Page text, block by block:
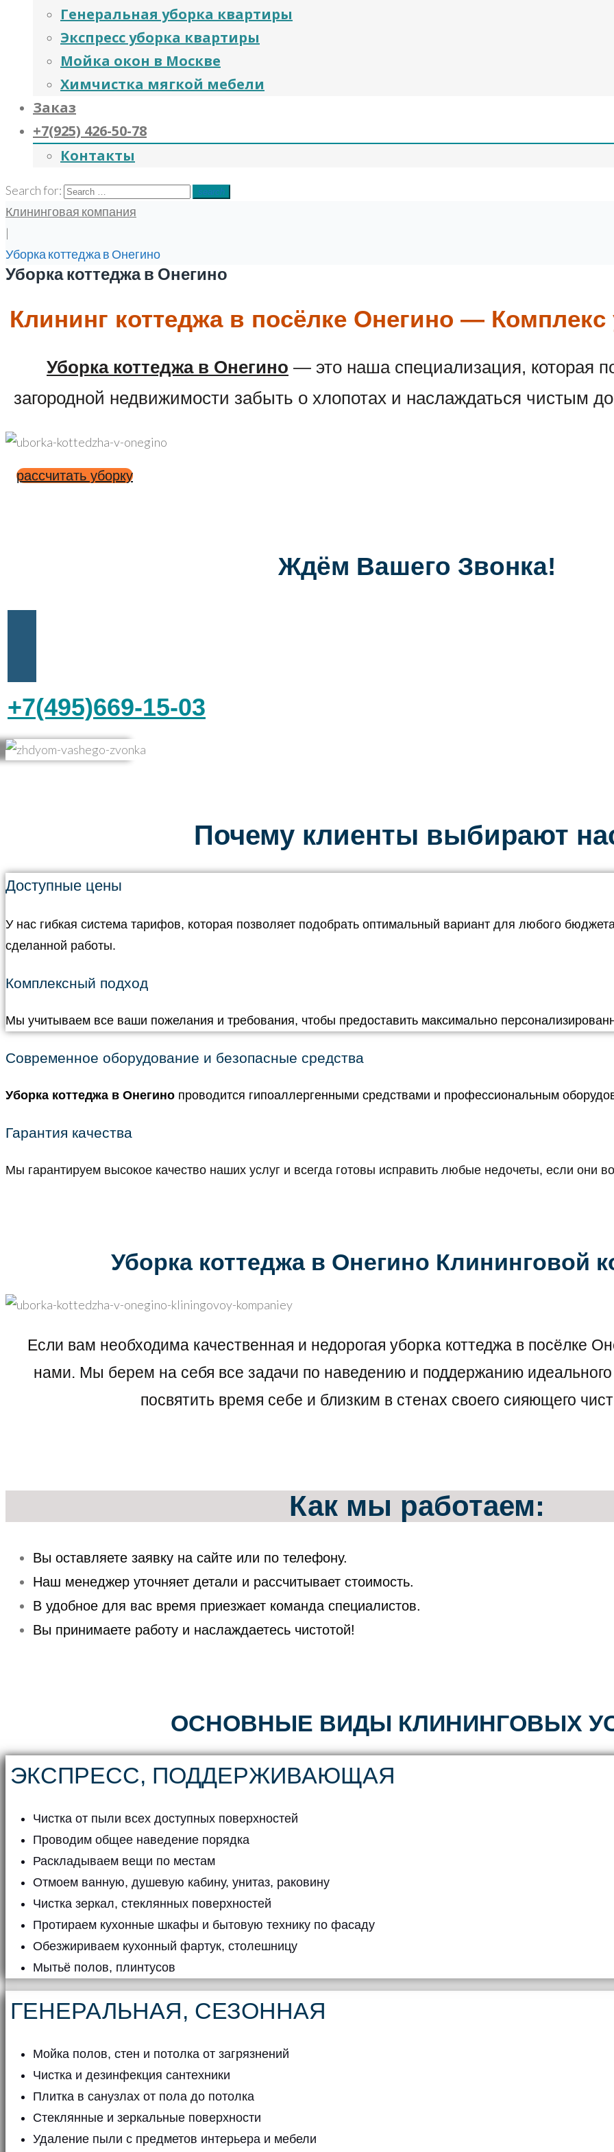
Генеральная уборка квартиры
Экспресс уборка квартиры
Мойка окон в Москве
Химчистка мягкой мебели
Заказ
+7(925) 426-50-78
Контакты
Search for: search
Клининговая компания
|
Уборка коттеджа в Онегино
Уборка коттеджа в Онегино
Клининг коттеджа в посёлке Онегино —
Уборка коттеджа в Онегино — это наша специализация, которая
загородной недвижимости забыть о хлопотах и наслаждаться чистым
рассчитать уборку
Ждём Вашего Звонка!
+7(495)669-15-03
Почему клиенты выбирают
Доступные цены
У нас гибкая система тарифов, которая позволяет подобрать оптимальный вариант для любого
сделанной работы.
Комплексный подход
Мы учитываем все ваши пожелания и требования, чтобы предоставить максимально
Современное оборудование и безопасные средства
Уборка коттеджа в Онегино проводится гипоаллергенными средствами и профессиональным
Гарантия качества
Мы гарантируем высокое качество наших услуг и всегда готовы исправить любые недочеты, если они
Уборка коттеджа в Онегино Клининговой
Если вам необходима качественная и недорогая уборка коттеджа в посёлке
нами. Мы берем на себя все задачи по наведению и поддержанию
посвятить время себе и близким в стенах своего сияющего
Как мы работаем:
Вы оставляете заявку на сайте или по телефону.
Наш менеджер уточняет детали и рассчитывает стоимость.
В удобное для вас время приезжает команда специалистов.
Вы принимаете работу и наслаждаетесь чистотой!
ОСНОВНЫЕ ВИДЫ КЛИНИНГОВЫХ
ЭКСПРЕСС, ПОДДЕРЖИВАЮЩАЯ
Чистка от пыли всех доступных поверхностей
Проводим общее наведение порядка
Раскладываем вещи по местам
Отмоем ванную, душевую кабину, унитаз, раковину
Чистка зеркал, стеклянных поверхностей
Протираем кухонные шкафы и бытовую технику по фасаду
Обезжириваем кухонный фартук, столешницу
Мытьё полов, плинтусов
ГЕНЕРАЛЬНАЯ, СЕЗОННАЯ
Мойка полов, стен и потолка от загрязнений
Чистка и дезинфекция сантехники
Плитка в санузлах от пола до потолка
Стеклянные и зеркальные поверхности
Удаление пыли с предметов интерьера и мебели